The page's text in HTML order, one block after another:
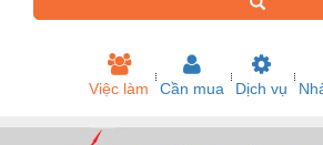
Việc làm Cần mua Dịch vụ